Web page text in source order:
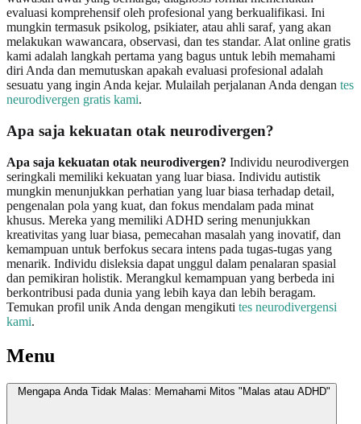
evaluasi komprehensif oleh profesional yang berkualifikasi. Ini
mungkin termasuk psikolog, psikiater, atau ahli saraf, yang akan
melakukan wawancara, observasi, dan tes standar. Alat online gratis
kami adalah langkah pertama yang bagus untuk lebih memahami
diri Anda dan memutuskan apakah evaluasi profesional adalah
sesuatu yang ingin Anda kejar. Mulailah perjalanan Anda dengan tes
neurodivergen gratis kami.
Apa saja kekuatan otak neurodivergen?
Apa saja kekuatan otak neurodivergen? Individu neurodivergen
seringkali memiliki kekuatan yang luar biasa. Individu autistik
mungkin menunjukkan perhatian yang luar biasa terhadap detail,
pengenalan pola yang kuat, dan fokus mendalam pada minat
khusus. Mereka yang memiliki ADHD sering menunjukkan
kreativitas yang luar biasa, pemecahan masalah yang inovatif, dan
kemampuan untuk berfokus secara intens pada tugas-tugas yang
menarik. Individu disleksia dapat unggul dalam penalaran spasial
dan pemikiran holistik. Merangkul kemampuan yang berbeda ini
berkontribusi pada dunia yang lebih kaya dan lebih beragam.
Temukan profil unik Anda dengan mengikuti tes neurodivergensi
kami.
Menu
Mengapa Anda Tidak Malas: Memahami Mitos "Malas atau ADHD"